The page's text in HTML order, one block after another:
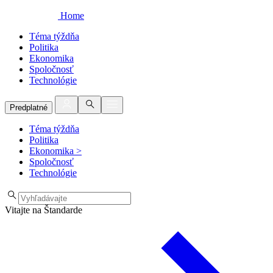
Home
Téma týždňa
Politika
Ekonomika
Spoločnosť
Technológie
Predplatné
Téma týždňa
Politika
Ekonomika >
Spoločnosť
Technológie
Vitajte na Štandarde